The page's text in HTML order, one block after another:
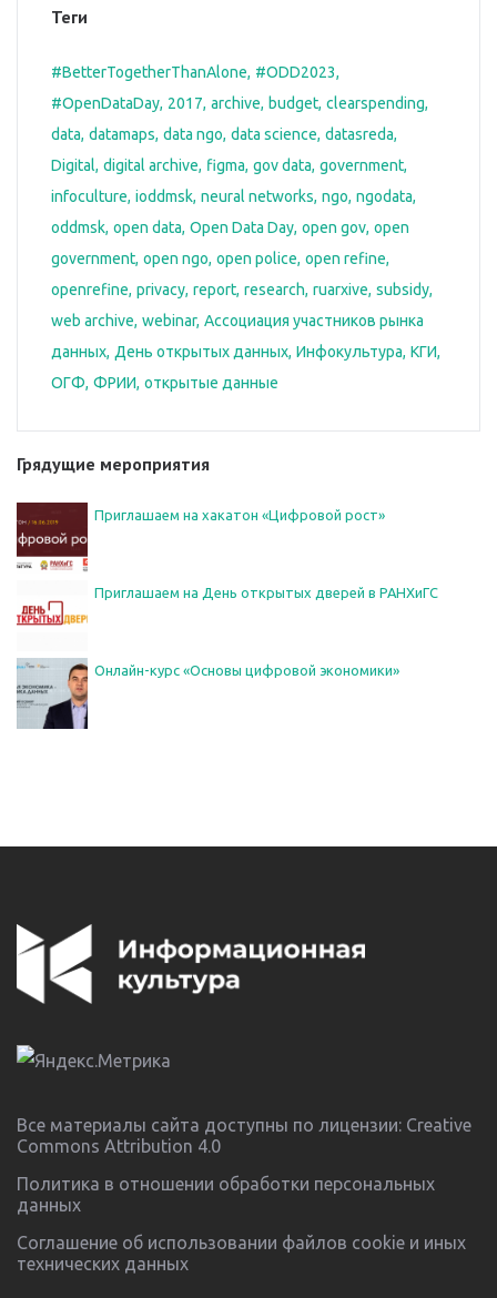
Теги
#BetterTogetherThanAlone #ODD2023
#OpenDataDay 2017 archive budget clearspending
data datamaps data ngo data science datasreda
Digital digital archive figma gov data government
infoculture ioddmsk neural networks ngo ngodata
oddmsk open data Open Data Day open gov open
government open ngo open police open refine
openrefine privacy report research ruarxive subsidy
web archive webinar Ассоциация участников рынка
данных День открытых данных Инфокультура КГИ
ОГФ ФРИИ открытые данные
Грядущие мероприятия
Приглашаем на хакатон «Цифровой рост»
Приглашаем на День открытых дверей в РАНХиГС
Онлайн-курс «Основы цифровой экономики»
Все материалы сайта доступны по лицензии: Creative
Commons Attribution 4.0
Политика в отношении обработки персональных
данных
Соглашение об использовании файлов cookie и иных
технических данных